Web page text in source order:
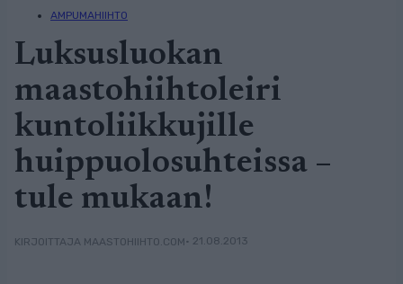
AMPUMAHIIHTO
Luksusluokan
maastohiihtoleiri
kuntoliikkujille
huippuolosuhteissa –
tule mukaan!
KIRJOITTAJA MAASTOHIIHTO.COM• 21.08.2013